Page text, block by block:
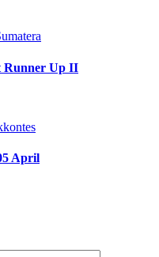
Runner Up II
kontes
April